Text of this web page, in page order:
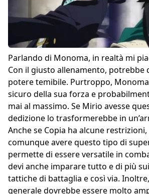
Parlando di Monoma, in realtà mi
Con il giusto allenamento, potrebbe
potere temibile. Purtroppo,
sicuro della sua forza e
mai al massimo. Se Mirio avesse
dedizione lo trasformerebbe in
Anche se Copia ha alcune
comunque avere questo tipo di
permette di essere versatile in
devi anche imparare tutto e di più
tattiche di battaglia e così via.
generale dovrebbe essere molto